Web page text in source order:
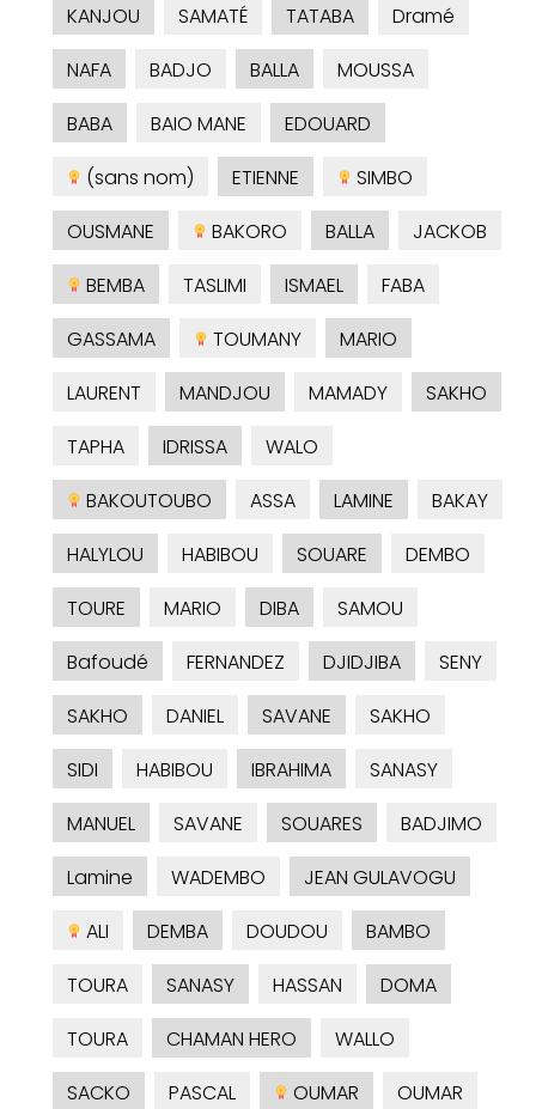
KANJOU
SAMATÉ TATABA
Dramé
NAFA
BADJO BALLA
MOUSSA
BABA
BAIO MANE
EDOUARD
(sans nom)
ETIENNE
SIMBO
OUSMANE
BAKORO BALLA
JACKOB
BEMBA
TASLIMI ISMAEL
FABA
GASSAMA
TOUMANY
MARIO
LAURENT
MANDJOU MAMADY
SAKHO
TAPHA
IDRISSA
WALO
BAKOUTOUBO
ASSA LAMINE
BAKAY
HALYLOU
HABIBOU SOUARE
DEMBO
TOURE
MARIO DIBA
SAMOU
Bafoudé
FERNANDEZ DJIDJIBA
SENY
SAKHO
DANIEL SAVANE
SAKHO
SIDI
HABIBOU IBRAHIMA
SANASY
MANUEL
SAVANE SOUARES
BADJIMO
Lamine
WADEMBO
JEAN GULAVOGU
ALI
DEMBA DOUDOU
BAMBO
TOURA
SANASY HASSAN
DOMA
TOURA
CHAMAN HERO
WALLO
SACKO
PASCAL OUMAR OUMAR